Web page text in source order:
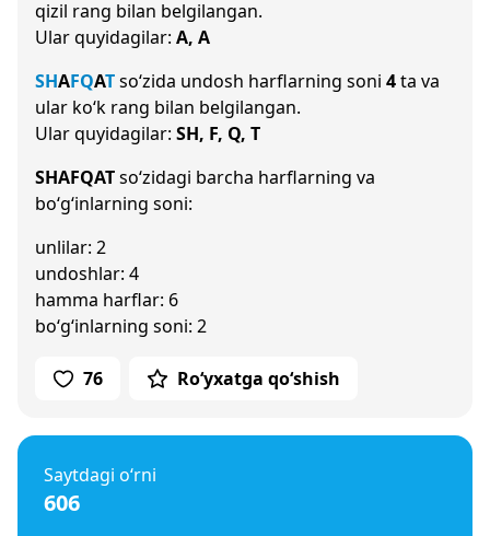
qizil rang bilan belgilangan.
Ular quyidagilar: A, A
SHAFQATso‘zida undosh harflarning soni 4ta va
ular ko‘k rang bilan belgilangan.
Ular quyidagilar: SH, F, Q, T
SHAFQATso‘zidagi barcha harflarning va
bo‘g‘inlarning soni:
unlilar: 2
undoshlar: 4
hamma harflar: 6
bo‘g‘inlarning soni: 2
76 Ro‘yxatga qo‘shish
Saytdagi o‘rni
606